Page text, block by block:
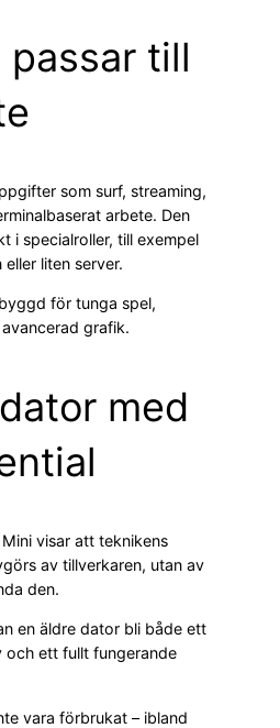
passar till
som surf, streaming,
arbete. Den
i specialroller, till exempel
liten server.
för tunga spel,
grafik.
med
visar att teknikens
av tillverkaren, utan av
den.
en äldre dator bli både ett
och ett fullt fungerande
vara förbrukat – ibland